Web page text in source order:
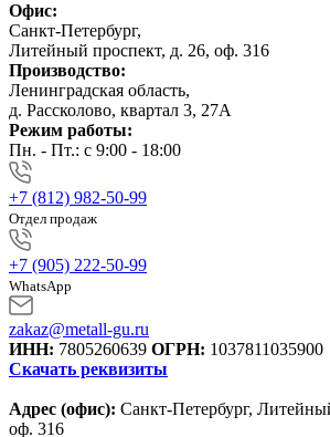
Офис:
Санкт-Петербург,
Литейный проспект, д. 26, оф. 316
Производство:
Ленинградская область,
д. Рассколово, квартал 3, 27А
Режим работы:
Пн. - Пт.: с 9:00 - 18:00
+7 (812) 982-50-99
Отдел продаж
+7 (905) 222-50-99
WhatsApp
zakaz@metall-gu.ru
ИНН: 7805260639 ОГРН: 1037811035900
Скачать реквизиты
Адрес (офис): Санкт-Петербург,
оф. 316